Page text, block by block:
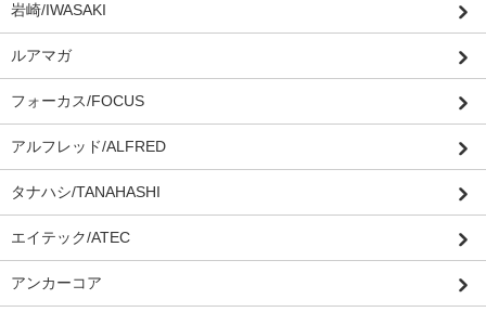
岩崎/IWASAKI
ルアマガ
フォーカス/FOCUS
アルフレッド/ALFRED
タナハシ/TANAHASHI
エイテック/ATEC
アンカーコア